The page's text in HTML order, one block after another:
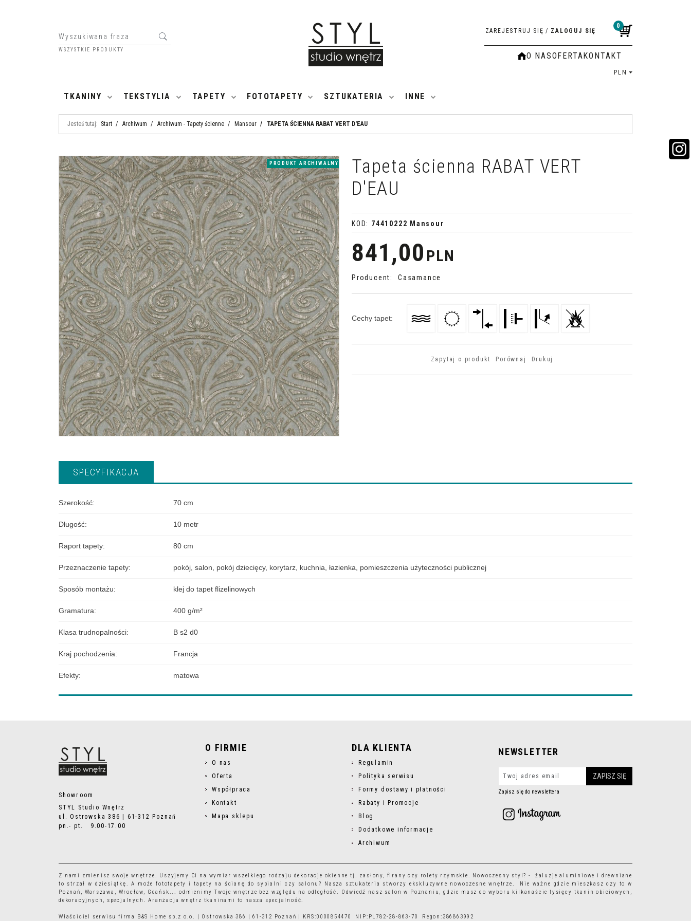
WSZYSTKIE PRODUKTY
0
ZAREJESTRUJ SIĘ / ZALOGUJ SIĘ
O NASOFERTAKONTAKT
PLN
TKANINY TEKSTYLIA TAPETY FOTOTAPETY SZTUKATERIA INNE
Jesteś tutaj: Start / Archiwum / Archiwum - Tapety ścienne / Mansour / TAPETA ŚCIENNA RABAT VERT D'EAU
PRODUKT ARCHIWALNY
Tapeta ścienna RABAT VERT
D'EAU
KOD: 74410222 Mansour
841,00 PLN
Producent: Casamance
Cechy tapet:
Zapytaj o produkt Porównaj Drukuj
SPECYFIKACJA
Szerokość: 70 cm
Długość: 10 metr
Raport tapety: 80 cm
Przeznaczenie tapety: pokój salon pokój dziecięcy, korytarz kuchnia łazienka pomieszczenia użyteczności publicznej
Sposób montażu: klej do tapet flizelinowych
Gramatura: 400 g/m²
Klasa trudnopalności: B s2 d0
Kraj pochodzenia: Francja
Efekty: matowa
Showroom
STYL Studio Wnętrz
ul. Ostrowska 386 | 61-312 Poznań
pn.- pt. 9.00-17.00
O FIRMIE
O nas
Oferta
Współpraca
Kontakt
Mapa sklepu
DLA KLIENTA
Regulamin
Polityka serwisu
Formy dostawy i płatności
Rabaty i Promocje
Blog
Dodatkowe informacje
Archiwum
NEWSLETTER
Zapisz się do newslettera
Z nami zmienisz swoje wnętrze. Uszyjemy Ci na wymiar wszelkiego rodzaju dekoracje okienne tj. zasłony, firany czy rolety rzymskie. Nowoczesny styl? - żaluzje aluminiowe i drewniane
to strzał w dziesiątkę. A możefototapety i tapety na ścianę do sypialni czy salonu? Nasza sztukateria stworzy ekskluzywne nowoczesne wnętrze. Nie ważne gdzie mieszkasz czy to w
Poznań, Warszawa, Wrocław, Gdańsk... odmienimy Twoje wnętrze bez względu na odległość. Odwiedź nasz salon w Poznaniu, gdzie masz do wyboru kilkanaście tysięcy tkanin obiciowych ,
dekoracyjnych, specjalnych. Aranżacja wnętrz tkaninami to nasza specjalność.
Właściciel serwisu firma B&S Home sp.z o.o. | Ostrowska 386 | 61-312 Poznań | KRS:0000854470 NIP:PL782-28-863-70 Regon:386863992